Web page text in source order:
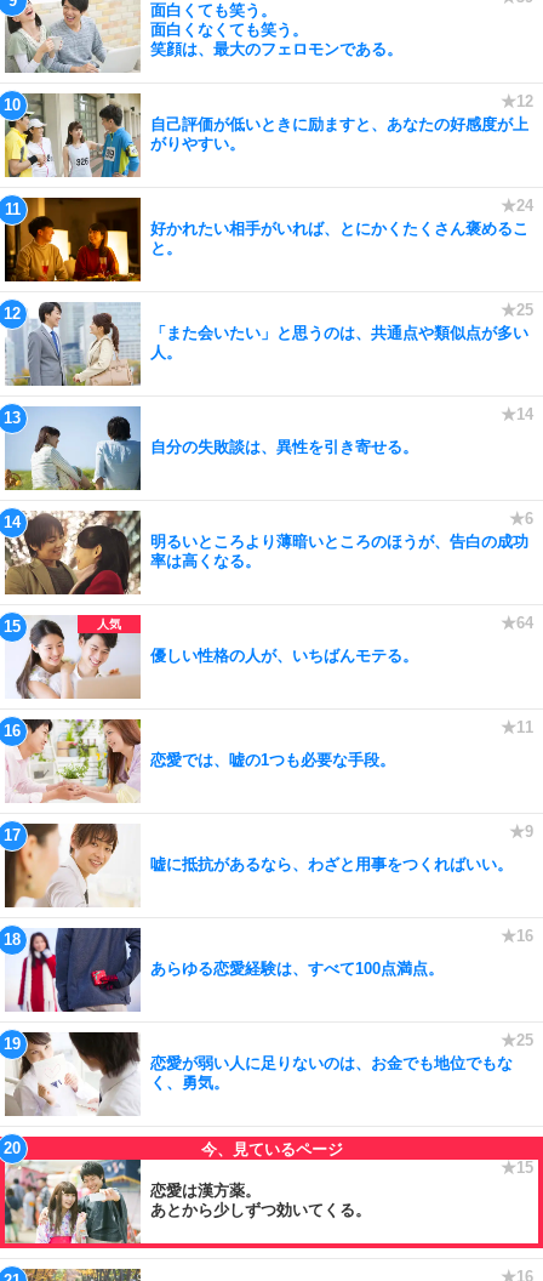
面白くても笑う。
面白くなくても笑う。
笑顔は、最大のフェロモンである。
自己評価が低いときに励ますと、あなたの好感度が上
がりやすい。
好かれたい相手がいれば、とにかくたくさん褒めるこ
と。
「また会いたい」と思うのは、共通点や類似点が多い
人。
自分の失敗談は、異性を引き寄せる。
明るいところより薄暗いところのほうが、告白の成功
率は高くなる。
優しい性格の人が、いちばんモテる。
恋愛では、嘘の1つも必要な手段。
嘘に抵抗があるなら、わざと用事をつくればいい。
あらゆる恋愛経験は、すべて100点満点。
恋愛が弱い人に足りないのは、お金でも地位でもな
く、勇気。
恋愛は漢方薬。
あとから少しずつ効いてくる。